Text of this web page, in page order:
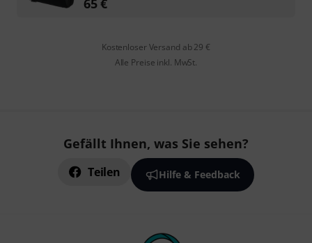
Kostenloser Versand ab 29 €
Alle Preise inkl. MwSt.
Gefällt Ihnen, was Sie sehen?
Teilen Hilfe & Feedback